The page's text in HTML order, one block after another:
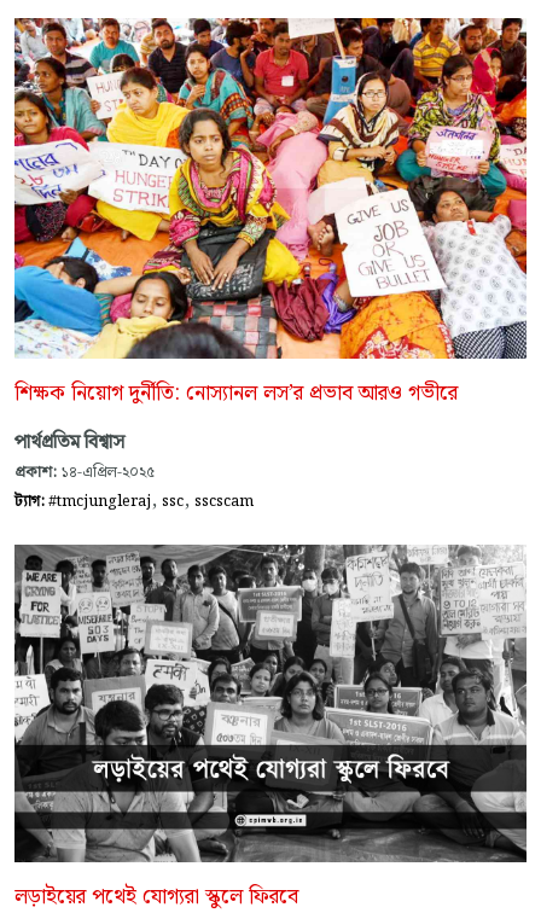
শিক্ষক নিয়োগ দুর্নীতি: নোস্যানল লস’র প্রভাব আরও গভীরে
পার্থপ্রতিম বিশ্বাস
প্রকাশ: ১৪-এপ্রিল-২০২৫
ট্যাগ:#tmcjungleraj, ssc, sscscam
লড়াইয়ের পথেই যোগ্যরা স্কুলে ফিরবে